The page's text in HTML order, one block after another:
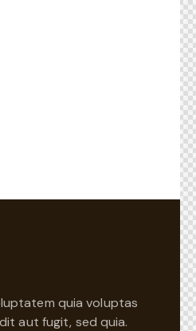
quia voluptas
aut fugit, sed quia.